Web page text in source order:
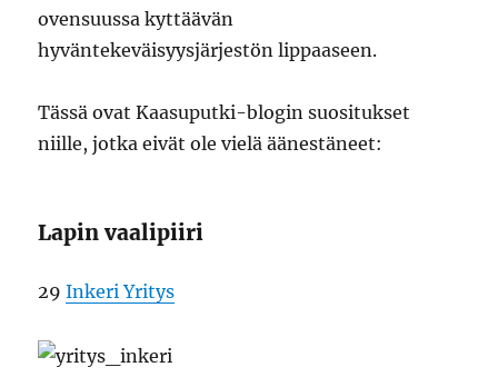
ovensuussa kyttäävän
hyväntekeväisyysjärjestön lippaaseen.
Tässä ovat Kaasuputki-blogin suositukset
niille, jotka eivät ole vielä äänestäneet:
Lapin vaalipiiri
29Inkeri Yritys